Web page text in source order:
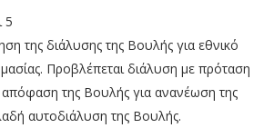
5
της διάλυσης της Βουλής για εθνικό
Προβλέπεται διάλυση με πρόταση
απόφαση της Βουλής για ανανέωση της
αυτοδιάλυση της Βουλής.